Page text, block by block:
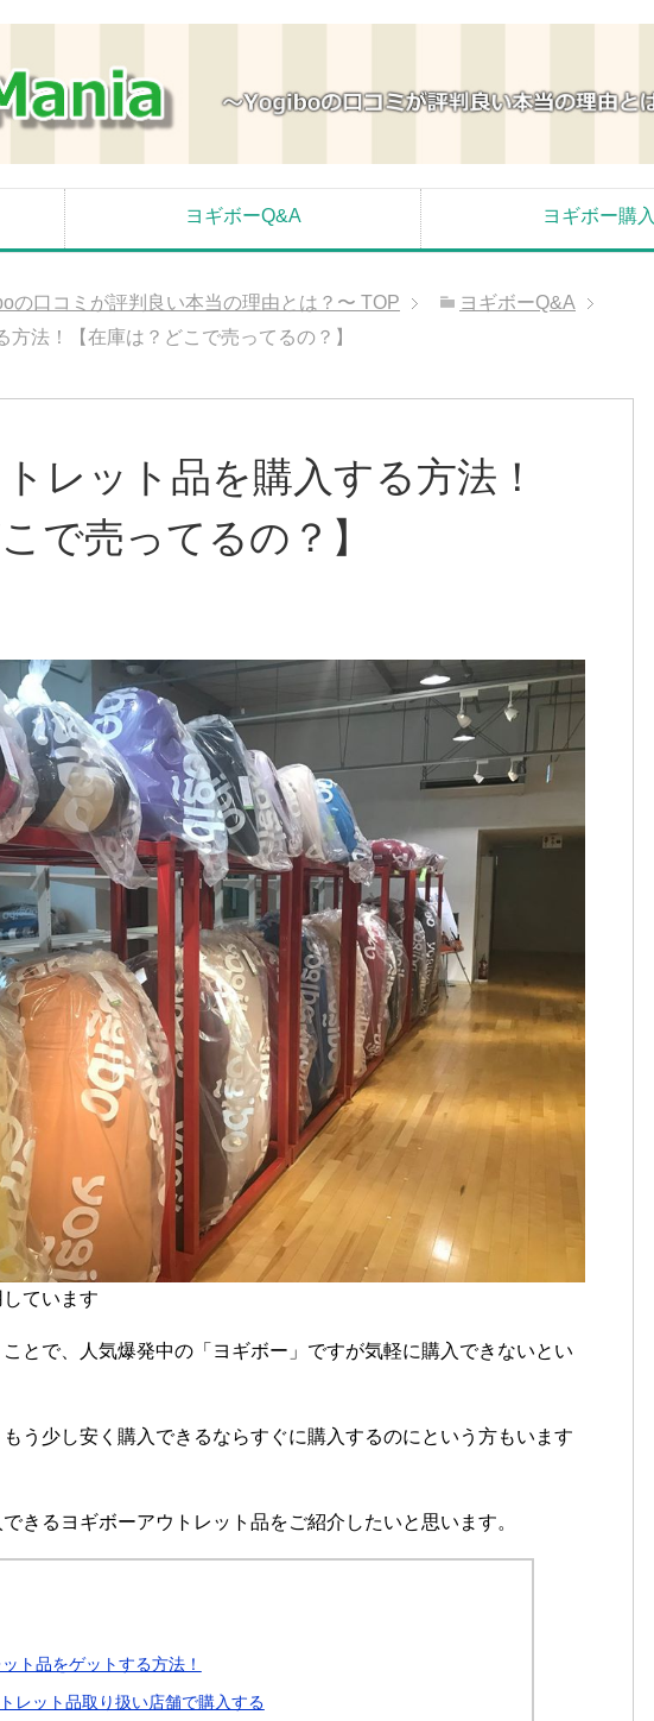
ヨギボーQ&A ヨギボー購入
の口コミが評判良い本当の理由とは？〜 TOP
ヨギボーQ&A
法！【在庫は？どこで売ってるの？】
レット品を購入する方法！
で売ってるの？】
ています
とで、人気爆発中の「ヨギボー」ですが気軽に購入できないとい
う少し安く購入できるならすぐに購入するのにという方もいます
きるヨギボーアウトレット品をご紹介したいと思います。
ト品をゲットする方法！
レット品取り扱い店舗で購入する